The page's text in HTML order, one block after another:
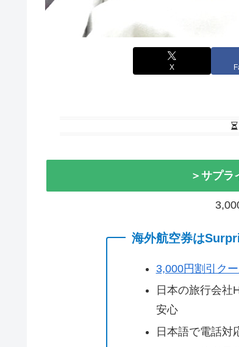
X
＞サプラ
海外航空券は
3,000円割引ク
日本の旅行会社
安心
日本語で電話対